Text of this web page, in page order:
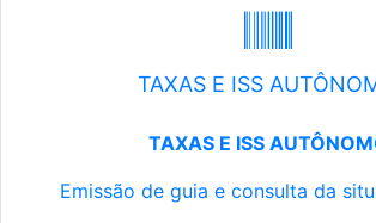
TAXAS E ISS
TAXAS E ISS
Emissão de guia e consulta da